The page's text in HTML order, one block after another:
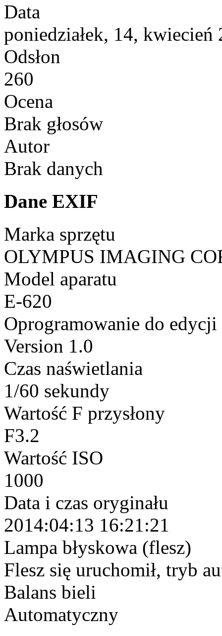
Data
poniedziałek, 14, kwiecień
Odsłon
260
Ocena
Brak głosów
Autor
Brak danych
Dane EXIF
Marka sprzętu
OLYMPUS IMAGING
Model aparatu
E-620
Oprogramowanie do edycji
Version 1.0
Czas naświetlania
1/60 sekundy
Wartość F przysłony
F3.2
Wartość ISO
1000
Data i czas oryginału
2014:04:13 16:21:21
Lampa błyskowa (flesz)
Flesz się uruchomił, tryb
Balans bieli
Automatyczny